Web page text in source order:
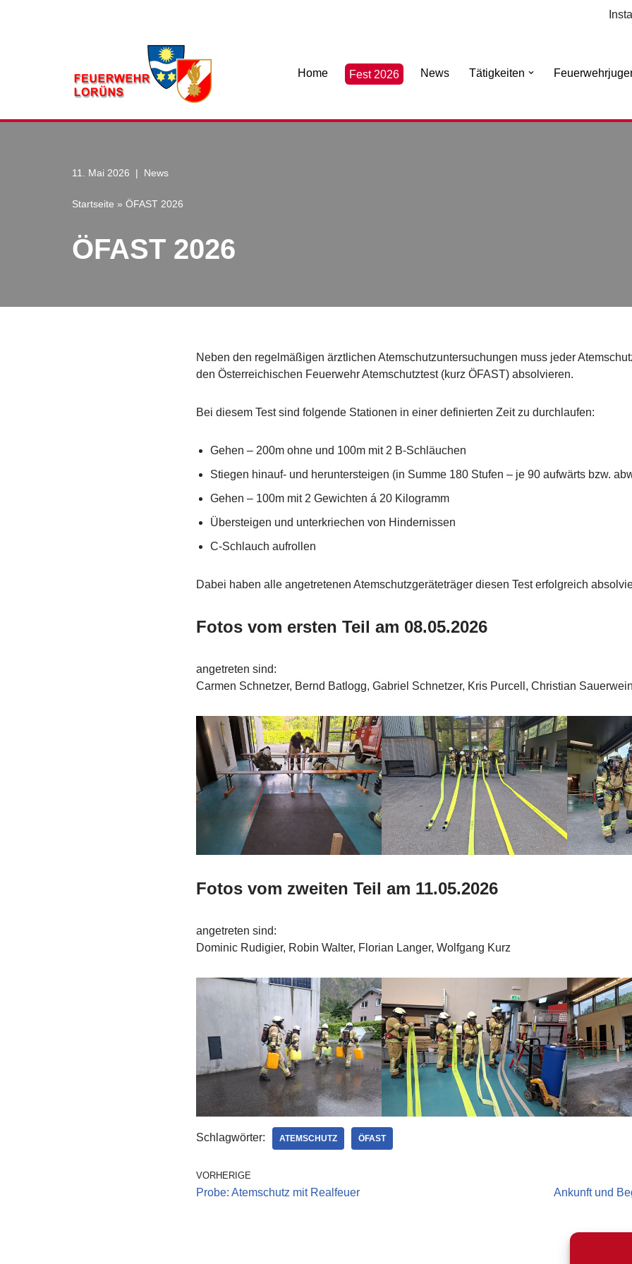
Home Fest 2026 News Tätigkeiten
11. Mai 2026 News
Startseite » ÖFAST 2026
ÖFAST 2026
Neben den regelmäßigen ärztlichen Atemschutzuntersuchungen muss jeder
den Österreichischen Feuerwehr Atemschutztest (kurz ÖFAST) absolvieren.
Bei diesem Test sind folgende Stationen in einer definierten Zeit zu durchlaufen:
Gehen – 200m ohne und 100m mit 2 B-Schläuchen
Stiegen hinauf- und heruntersteigen (in Summe 180 Stufen – je 90 aufwärts bzw.
Gehen – 100m mit 2 Gewichten á 20 Kilogramm
Übersteigen und unterkriechen von Hindernissen
C-Schlauch aufrollen
Dabei haben alle angetretenen Atemschutzgeräteträger diesen Test erfolgreich
Fotos vom ersten Teil am 08.05.2026
angetreten sind:
Carmen Schnetzer, Bernd Batlogg, Gabriel Schnetzer, Kris Purcell, Christian
Fotos vom zweiten Teil am 11.05.2026
angetreten sind:
Dominic Rudigier, Robin Walter, Florian Langer, Wolfgang Kurz
Schlagwörter: ATEMSCHUTZ ÖFAST
VORHERIGE
Probe: Atemschutz mit Realfeuer Ankunft und